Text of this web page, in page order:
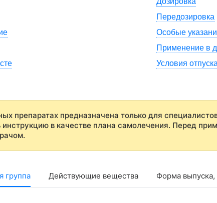
Передозировка
Особые
Применение в
Условия
препаратах предназначена только для
в качестве плана самолечения. Перед
группа Действующие вещества Форма выпуска,